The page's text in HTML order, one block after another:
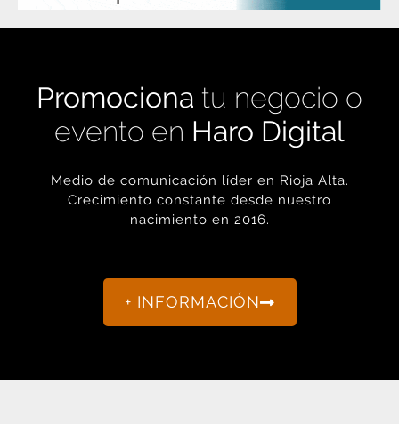
Promociona tu negocio o
evento en Haro Digital
Medio de comunicación líder en Rioja Alta.
Crecimiento constante desde nuestro
nacimiento en 2016.
+ INFORMACIÓN